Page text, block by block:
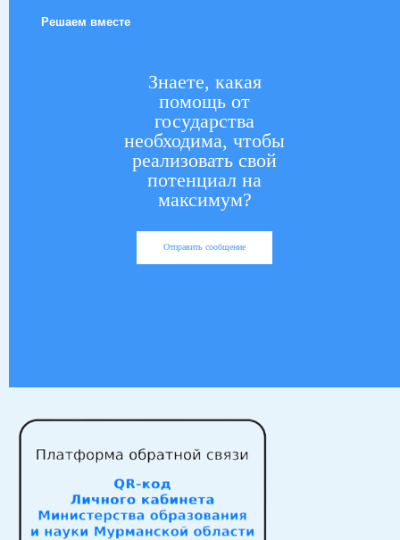
Решаем вместе
Знаете, какая
помощь от
государства
необходима, чтобы
реализовать свой
потенциал на
максимум?
Отправить сообщение